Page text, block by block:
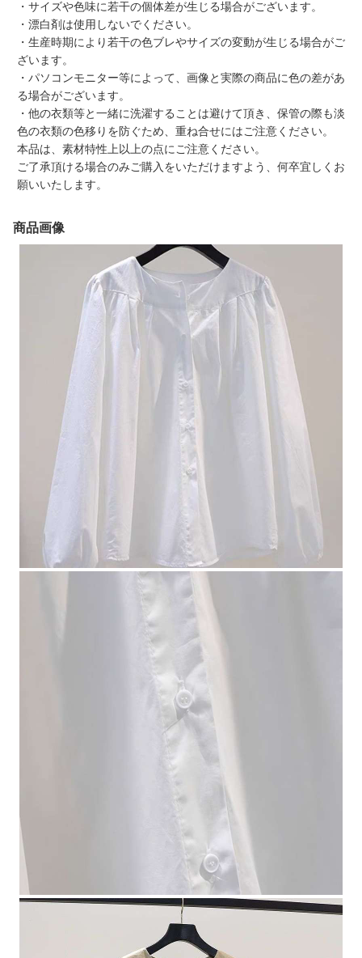
・サイズや色味に若干の個体差が生じる場合がございます。
・漂白剤は使用しないでください。
・生産時期により若干の色ブレやサイズの変動が生じる場合がご
ざいます。
・パソコンモニター等によって、画像と実際の商品に色の差があ
る場合がございます。
・他の衣類等と一緒に洗濯することは避けて頂き、保管の際も淡
色の衣類の色移りを防ぐため、重ね合せにはご注意ください。
本品は、素材特性上以上の点にご注意ください。
ご了承頂ける場合のみご購入をいただけますよう、何卒宜しくお
願いいたします。
商品画像